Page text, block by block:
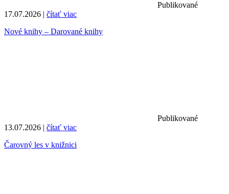
Publikované
17.07.2026 | čítať viac
Nové knihy – Darované knihy
Publikované
13.07.2026 | čítať viac
Čarovný les v knižnici